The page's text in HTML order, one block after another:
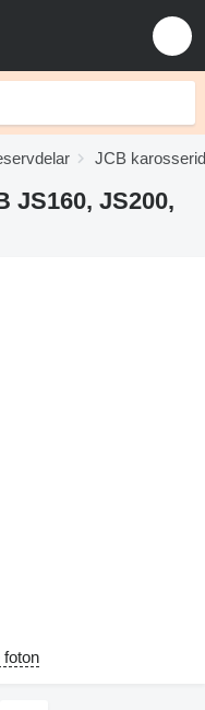
JCB
JS160, JS200,
foton